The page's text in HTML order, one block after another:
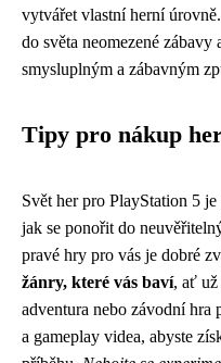
vytvářet vlastní herní
do světa neomezené
smysluplným a zábavným
Tipy pro nákup
Svět her pro PlayStation 5
jak se ponořit do
pravé hry pro vás je dobré
žánry, které vás baví, ať už
adventura nebo závodní hra
a gameplay videa, abyste